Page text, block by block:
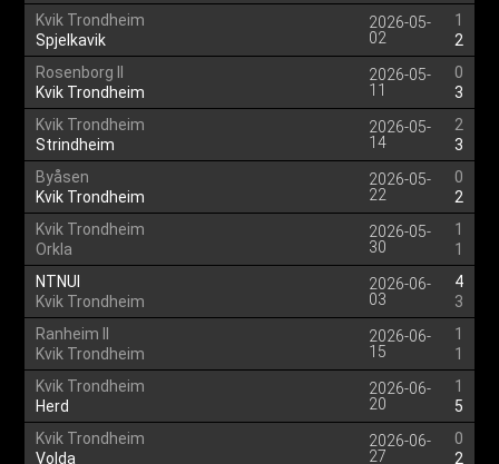
Kvik Trondheim
Spjelkavik
2026-05-
02
1
2
Rosenborg II
Kvik Trondheim
2026-05-
11
0
3
Kvik Trondheim
Strindheim
2026-05-
14
2
3
Byåsen
Kvik Trondheim
2026-05-
22
0
2
Kvik Trondheim
Orkla
2026-05-
30
1
1
NTNUI
Kvik Trondheim
2026-06-
03
4
3
Ranheim II
Kvik Trondheim
2026-06-
15
1
1
Kvik Trondheim
Herd
2026-06-
20
1
5
Kvik Trondheim
Volda
2026-06-
27
0
2